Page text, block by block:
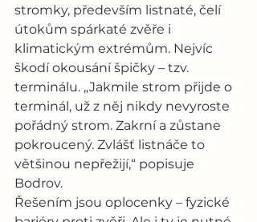
stromky, především listnaté, čelí
útokům spárkaté zvěře i
klimatickým extrémům. Nejvíc
škodí okousání špičky – tzv.
terminálu. „Jakmile strom přijde o
terminál, už z něj nikdy nevyroste
pořádný strom. Zakrní a zůstane
pokroucený. Zvlášť listnáče to
většinou nepřežijí,“ popisuje
Bodrov.
Řešením jsou oplocenky – fyzické